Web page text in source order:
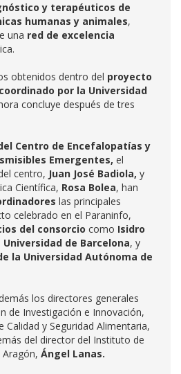
y terapéuticos de
humanas y animales,
una red de excelencia
obtenidos dentro del proyecto
coordinado por la Universidad
concluye después de tres
Centro de Encefalopatías y
Emergentes, el
centro, Juan José Badiola, y
Científica, Rosa Bolea, han
las principales
celebrado en el Paraninfo,
del consorcio como Isidro
Universidad de Barcelona, y
la Universidad Autónoma de
los directores generales
de Investigación e Innovación,
Calidad y Seguridad Alimentaria,
del director del Instituto de
Ángel Lanas.